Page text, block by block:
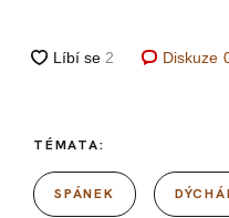
Diskuze
TÉMATA:
SPÁNEK